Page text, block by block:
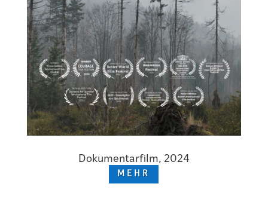
Dokumentarfilm, 2024
MEHR